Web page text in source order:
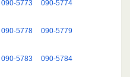
090-5773 090-5774
090-5778 090-5779
090-5783 090-5784